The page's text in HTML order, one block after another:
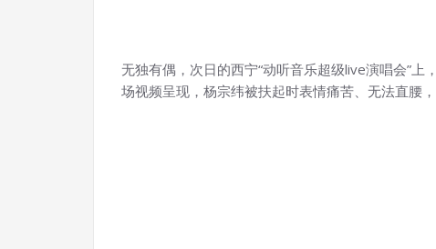
无独有偶，次日的西宁“动听音乐超级live演唱会”上
场视频呈现，杨宗纬被扶起时表情痛苦、无法直腰